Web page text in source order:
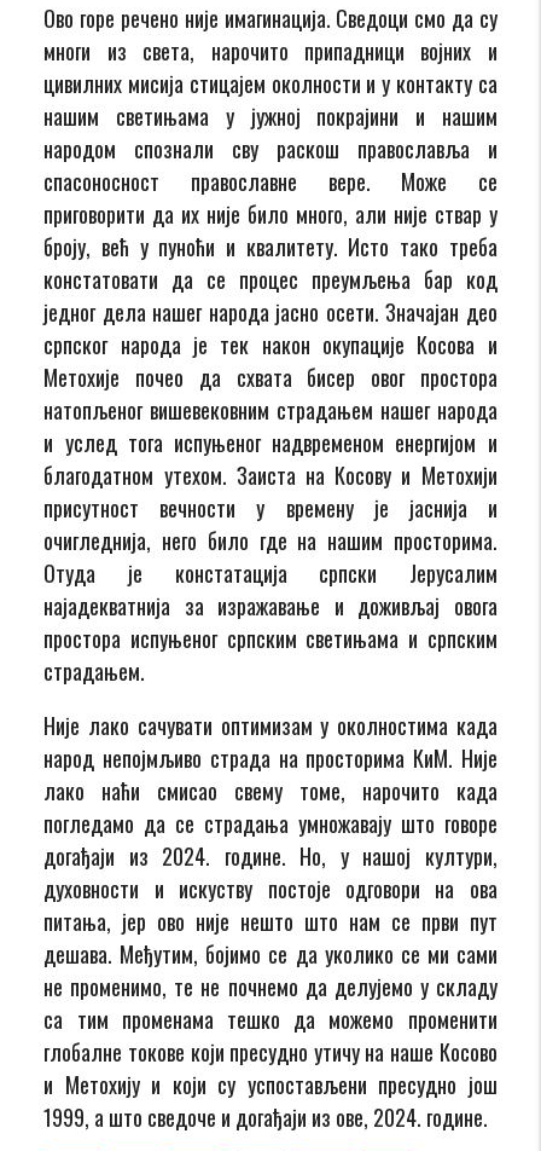
Ово горе речено није имагинација. Сведоци смо да су
многи из света, нарочито припадници војних и
цивилних мисија стицајем околности и у контакту са
нашим светињама у јужној покрајини и нашим
народом спознали сву раскош православља и
спасоносност православне вере. Може се
приговорити да их није било много, али није ствар у
броју, већ у пуноћи и квалитету. Исто тако треба
констатовати да се процес преумљења бар код
једног дела нашег народа јасно осети. Значајан део
српског народа је тек након окупације Косова и
Метохије почео да схвата бисер овог простора
натопљеног вишевековним страдањем нашег народа
и услед тога испуњеног надвременом енергијом и
благодатном утехом. Заиста на Косову и Метохији
присутност вечности у времену је јаснија и
очигледнија, него било где на нашим просторима.
Отуда је констатација српски Јерусалим
најадекватнија за изражавање и доживљај овога
простора испуњеног српским светињама и српским
страдањем.
Није лако сачувати оптимизам у околностима када
народ непојмљиво страда на просторима КиМ. Није
лако наћи смисао свему томе, нарочито када
погледамо да се страдања умножавају што говоре
догађаји из 2024. године. Но, у нашој култури,
духовности и искуству постоје одговори на ова
питања, јер ово није нешто што нам се први пут
дешава. Међутим, бојимо се да уколико се ми сами
не променимо, те не почнемо да делујемо у складу
са тим променама тешко да можемо променити
глобалне токове који пресудно утичу на наше Косово
и Метохију и који су успостављени пресудно још
1999, а што сведоче и догађаји из ове, 2024. године.